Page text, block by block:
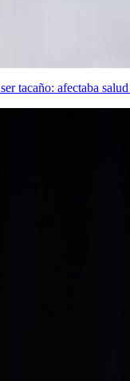
tacaño: afectaba